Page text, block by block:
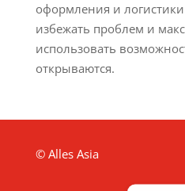
оформления и
избежать проблем и
использовать
открываются.
© Alles Asia